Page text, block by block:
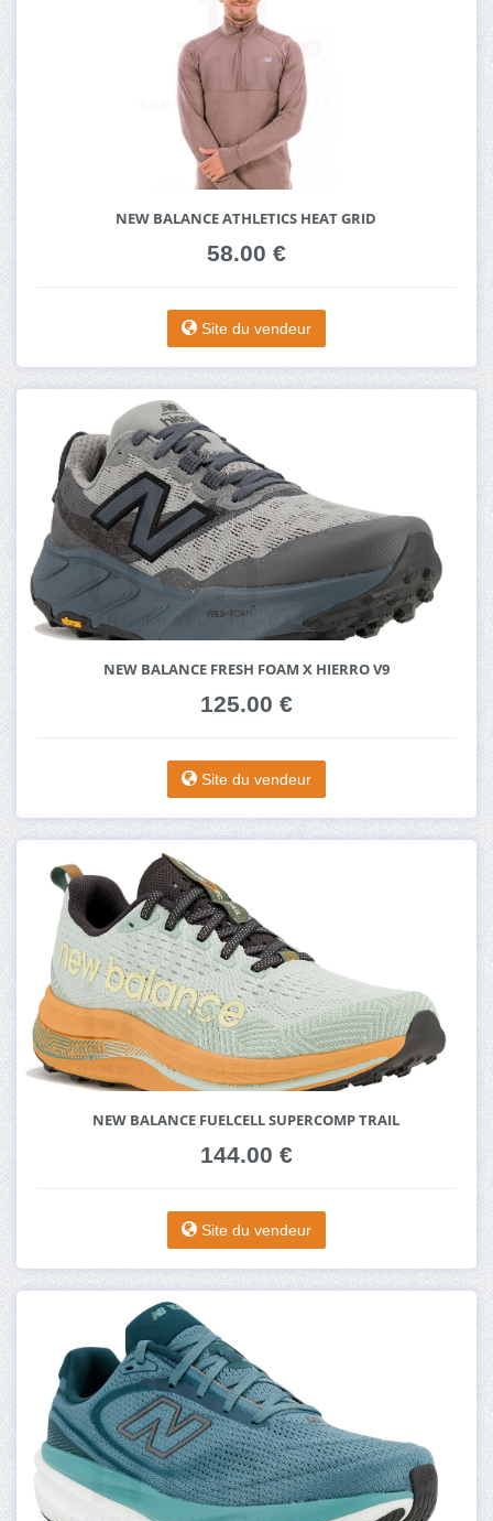
NEW BALANCE ATHLETICS HEAT GRID
58.00 €
Site du vendeur
NEW BALANCE FRESH FOAM X HIERRO V9
125.00 €
Site du vendeur
NEW BALANCE FUELCELL SUPERCOMP TRAIL
144.00 €
Site du vendeur